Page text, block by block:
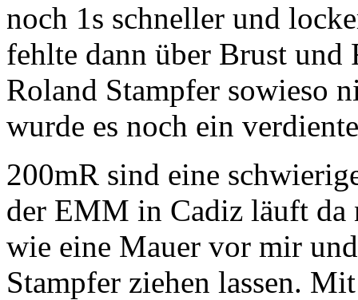
noch 1s schneller und
fehlte dann über Brust
Roland Stampfer sowieso
wurde es noch ein
200mR sind eine
der EMM in Cadiz läuft da
wie eine Mauer vor mir
Stampfer ziehen lassen.